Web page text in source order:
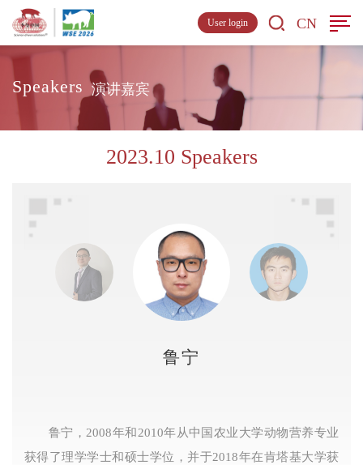
CN
User login
Speakers 演讲嘉宾
2023.10 Speakers
鲁宁
鲁宁，2008年和2010年从中国农业大学动物营养专业
获得了理学学士和硕士学位，并于2018年在肯塔基大学获